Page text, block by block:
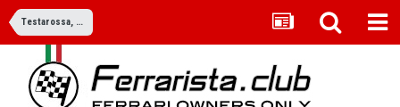
Testarossa, 512TR et 512M